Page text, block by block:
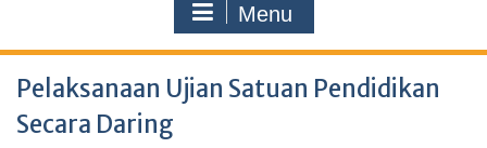
Menu
Pelaksanaan Ujian Satuan Pendidikan
Secara Daring